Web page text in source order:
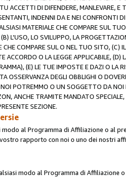
ACCETTI DI DIFENDERE, MANLEVARE,
INDENNI DA E NEI CONFRONTI
MATERIALE CHE COMPARE SUL
L'USO, LO SVILUPPO, LA
COMPARE SUL O NEL TUO SITO, (C)
ACCORDO O LA LEGGE APPLICABILE,
(E) LE TUE IMPOSTE E DAZI O LA
OSSERVANZA DEGLI OBBLIGHI O
POTREMMO O UN SOGGETTO DA
ANCHE TRAMITE MANDATO
SEZIONE.
al Programma di Affiliazione o al
rapporto con noi o uno dei nostri
modo al Programma di